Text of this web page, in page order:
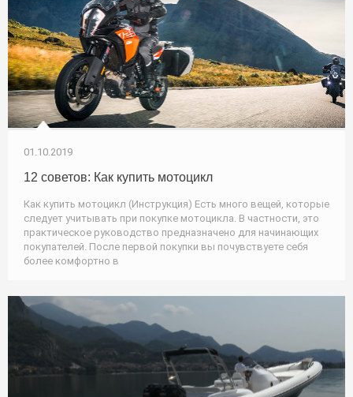
01.10.2019
12 советов: Как купить мотоцикл
Как купить мотоцикл (Инструкция) Есть много вещей, которые
следует учитывать при покупке мотоцикла. В частности, это
практическое руководство предназначено для начинающих
покупателей. После первой покупки вы почувствуете себя
более комфортно в